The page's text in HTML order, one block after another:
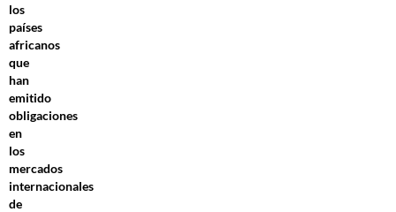
los
países
africanos
que
han
emitido
obligaciones
en
los
mercados
internacionales
de